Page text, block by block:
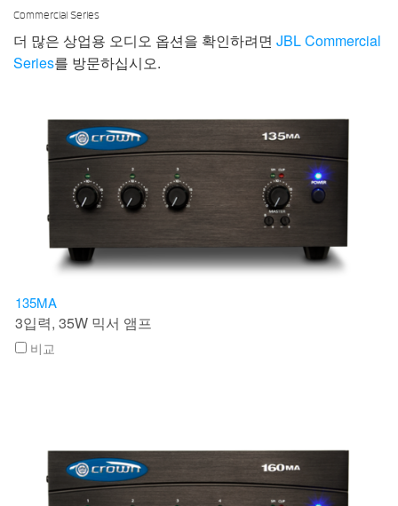
Commercial Series
더 많은 상업용 오디오 옵션을 확인하려면 JBL Commercial
Series를 방문하십시오.
135MA
3입력, 35W 믹서 앰프
비교